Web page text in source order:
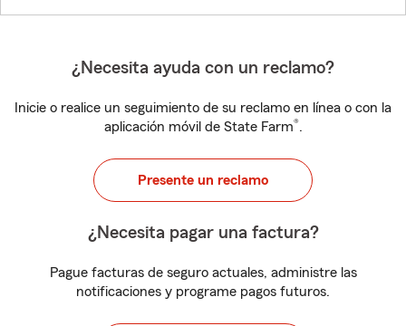
¿Necesita ayuda con un reclamo?
Inicie o realice un seguimiento de su reclamo en línea o con la
aplicación móvil de State Farm®.
Presente un reclamo
¿Necesita pagar una factura?
Pague facturas de seguro actuales, administre las
notificaciones y programe pagos futuros.